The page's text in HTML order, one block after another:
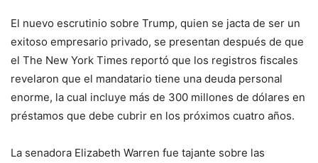
El nuevo escrutinio sobre Trump, quien se jacta de ser un
exitoso empresario privado, se presentan después de que
el The New York Times reportó que los registros fiscales
revelaron que el mandatario tiene una deuda personal
enorme, la cual incluye más de 300 millones de dólares en
préstamos que debe cubrir en los próximos cuatro años.
La senadora Elizabeth Warren fue tajante sobre las